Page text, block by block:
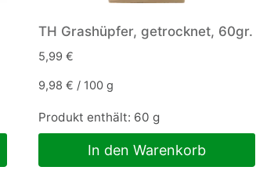
TH Grashüpfer, getrocknet, 60gr.
5,99 €
9,98 € / 100 g
Produkt enthält: 60 g
In den Warenkorb